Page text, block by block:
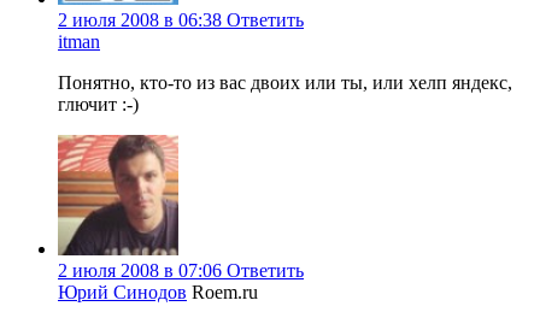
2 июля 2008 в 06:38 Ответить
itman
Понятно, кто-то из вас двоих или ты, или хелп яндекс,
глючит :-)
2 июля 2008 в 07:06 Ответить
Юрий Синодов Roem.ru